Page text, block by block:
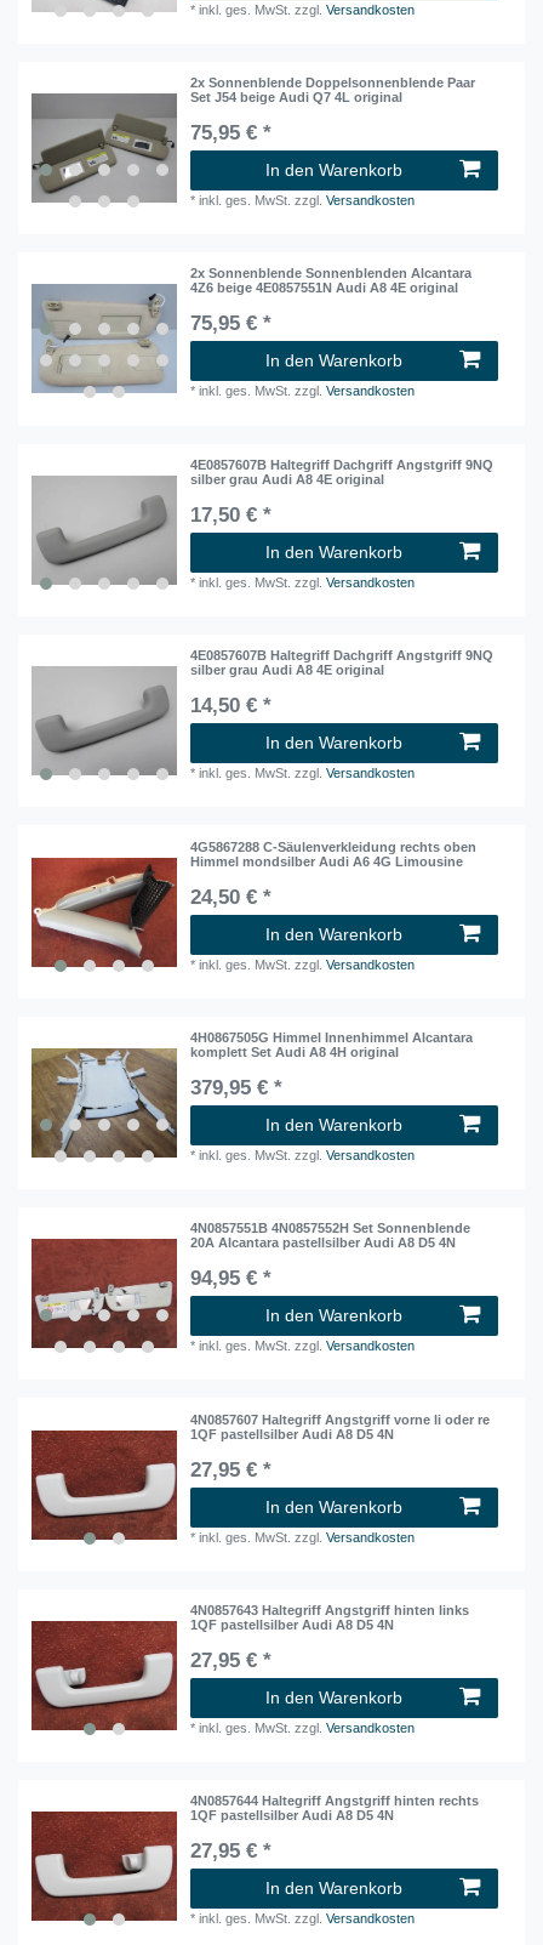
*inkl. ges. MwSt. zzgl.Versandkosten
2x Sonnenblende Doppelsonnenblende Paar
Set J54 beige Audi Q7 4L original
75,95 € *
In den Warenkorb
*inkl. ges. MwSt. zzgl.Versandkosten
2x Sonnenblende Sonnenblenden Alcantara
4Z6 beige 4E0857551N Audi A8 4E original
75,95 € *
In den Warenkorb
*inkl. ges. MwSt. zzgl.Versandkosten
4E0857607B Haltegriff Dachgriff Angstgriff 9NQ
silber grau Audi A8 4E original
17,50 € *
In den Warenkorb
*inkl. ges. MwSt. zzgl.Versandkosten
4E0857607B Haltegriff Dachgriff Angstgriff 9NQ
silber grau Audi A8 4E original
14,50 € *
In den Warenkorb
*inkl. ges. MwSt. zzgl.Versandkosten
4G5867288 C-Säulenverkleidung rechts oben
Himmel mondsilber Audi A6 4G Limousine
24,50 € *
In den Warenkorb
*inkl. ges. MwSt. zzgl.Versandkosten
4H0867505G Himmel Innenhimmel Alcantara
komplett Set Audi A8 4H original
379,95 € *
In den Warenkorb
*inkl. ges. MwSt. zzgl.Versandkosten
4N0857551B 4N0857552H Set Sonnenblende
20A Alcantara pastellsilber Audi A8 D5 4N
94,95 € *
In den Warenkorb
*inkl. ges. MwSt. zzgl.Versandkosten
4N0857607 Haltegriff Angstgriff vorne li oder re
1QF pastellsilber Audi A8 D5 4N
27,95 € *
In den Warenkorb
*inkl. ges. MwSt. zzgl.Versandkosten
4N0857643 Haltegriff Angstgriff hinten links
1QF pastellsilber Audi A8 D5 4N
27,95 € *
In den Warenkorb
*inkl. ges. MwSt. zzgl.Versandkosten
4N0857644 Haltegriff Angstgriff hinten rechts
1QF pastellsilber Audi A8 D5 4N
27,95 € *
In den Warenkorb
*inkl. ges. MwSt. zzgl.Versandkosten